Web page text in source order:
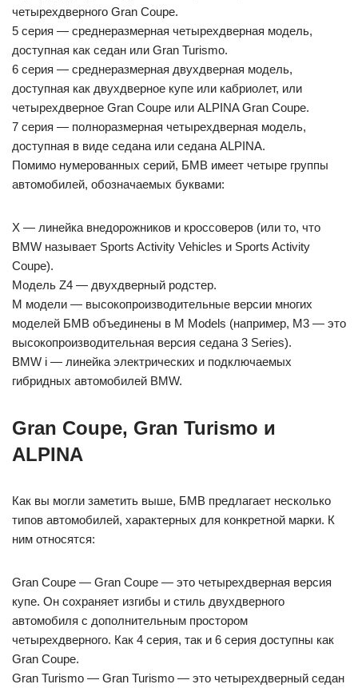
четырехдверного Gran Coupe.
5 серия — среднеразмерная четырехдверная модель,
доступная как седан или Gran Turismo.
6 серия — среднеразмерная двухдверная модель,
доступная как двухдверное купе или кабриолет, или
четырехдверное Gran Coupe или ALPINA Gran Coupe.
7 серия — полноразмерная четырехдверная модель,
доступная в виде седана или седана ALPINA.
Помимо нумерованных серий, БМВ имеет четыре группы
автомобилей, обозначаемых буквами:
X — линейка внедорожников и кроссоверов (или то, что
BMW называет Sports Activity Vehicles и Sports Activity
Coupe).
Модель Z4 — двухдверный родстер.
M модели — высокопроизводительные версии многих
моделей БМВ объединены в M Models (например, M3 — это
высокопроизводительная версия седана 3 Series).
BMW i — линейка электрических и подключаемых
гибридных автомобилей BMW.
Gran Coupe, Gran Turismo и
ALPINA
Как вы могли заметить выше, БМВ предлагает несколько
типов автомобилей, характерных для конкретной марки. К
ним относятся:
Gran Coupe — Gran Coupe — это четырехдверная версия
купе. Он сохраняет изгибы и стиль двухдверного
автомобиля с дополнительным простором
четырехдверного. Как 4 серия, так и 6 серия доступны как
Gran Coupe.
Gran Turismo — Gran Turismo — это четырехдверный седан